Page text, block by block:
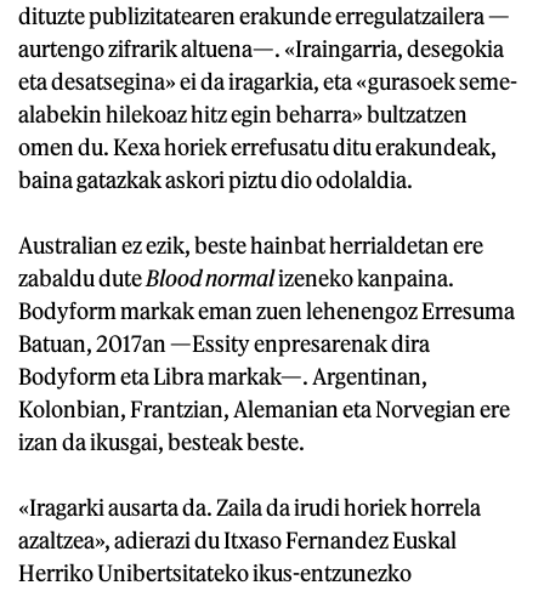
dituzte publizitatearen erakunde erregulatzailera —
aurtengo zifrarik altuena—. «Iraingarria, desegokia
eta desatsegina» ei da iragarkia, eta «gurasoek seme-
alabekin hilekoaz hitz egin beharra» bultzatzen
omen du. Kexa horiek errefusatu ditu erakundeak,
baina gatazkak askori piztu dio odolaldia.
Australian ez ezik, beste hainbat herrialdetan ere
zabaldu duteBlood normalizeneko kanpaina.
Bodyform markak eman zuen lehenengoz Erresuma
Batuan, 2017an —Essity enpresarenak dira
Bodyform eta Libra markak—. Argentinan,
Kolonbian, Frantzian, Alemanian eta Norvegian ere
izan da ikusgai, besteak beste.
«Iragarki ausarta da. Zaila da irudi horiek horrela
azaltzea», adierazi du Itxaso Fernandez Euskal
Herriko Unibertsitateko ikus-entzunezko